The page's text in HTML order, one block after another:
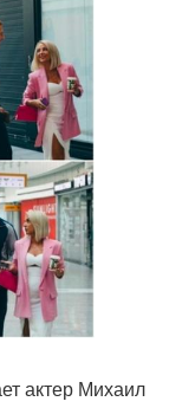
актер Михаил